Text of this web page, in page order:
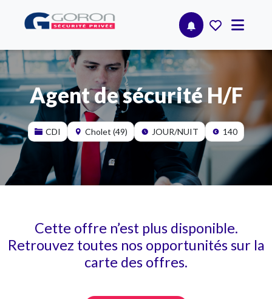
Agent de sécurité H/F
CDI Cholet (49) JOUR/NUIT 140
Cette offre n’est plus disponible.
Retrouvez toutes nos opportunités sur la
carte des offres.